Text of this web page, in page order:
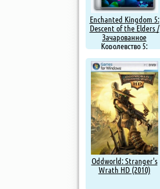
Enchanted Kingdom 5:
Descent of the Elders /
Зачарованное
Королевство 5:
Старейшин (2019) PC |
Пиратка
Oddworld: Stranger's
Wrath HD (2010)